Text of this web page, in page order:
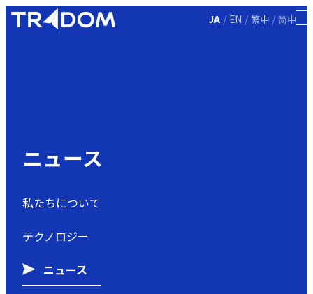
JA / EN / 繁中 / 简中
ニュース
私たちについて
テクノロジー
ニュース